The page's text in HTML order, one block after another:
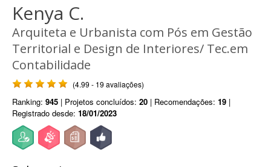
Kenya C.
Arquiteta e Urbanista com Pós em Gestão
Territorial e Design de Interiores/ Tec.em
Contabilidade
(4.99 - 19 avaliações)
Ranking: 945 | Projetos concluídos: 20 | Recomendações: 19 |
Registrado desde: 18/01/2023